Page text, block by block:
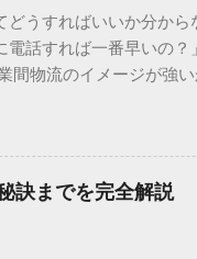
うすればいいか分から
話すれば一番早いの
物流のイメージが強い
初めての方でも迷わず
範なネットワークを持
ます。 個人で利用する
があります。地域に密
がメリットです。まず
訣までを完全解説